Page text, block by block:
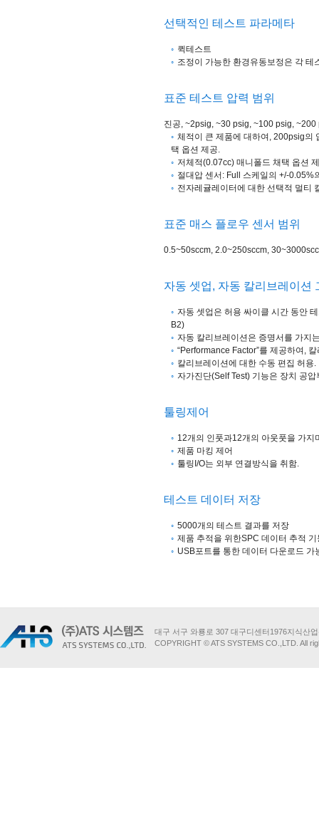
선택적인 테스트 파라메타
퀵테스트
조정이 가능한 환경유동보정은 각 테
표준 테스트 압력 범위
진공, ~2psig, ~30 psig, ~100 psig,
체적이 큰 제품에 대하여, 200psig의
택 옵션 제공.
저체적(0.07cc) 매니폴드 채택 옵션
절대압 센서: Full 스케일의 +/-0.05%
전자레귤레이터에 대한 선택적 멀티
표준 매스 플로우 센서 범위
0.5~50sccm, 2.0~250sccm,
자동 셋업, 자동 칼리브레이션
자동 셋업은 허용 싸이클 시간 동안
B2)
자동 칼리브레이션은 증명서를 가지
“Performance Factor”를 제공하여,
칼리브레이션에 대한 수동 편집 허용.
자가진단(Self Test) 기능은 장치 공
툴링제어
12개의 인풋과12개의 아웃풋을 가
제품 마킹 제어
툴링I/O는 외부 연결방식을 취함.
테스트 데이터 저장
5000개의 테스트 결과를 저장
제품 추적을 위한SPC 데이터 추적 기
USB포트를 통한 데이터 다운로드 가
대구 서구 와룡로 307 대구디센터1976지식산
COPYRIGHT © ATS SYSTEMS CO.,LTD. All